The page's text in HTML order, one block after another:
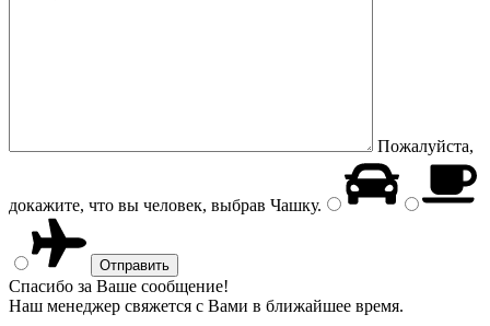
Пожалуйста,
докажите, что вы человек, выбрав Чашку.
Спасибо за Ваше сообщение!
Наш менеджер свяжется с Вами в ближайшее время.